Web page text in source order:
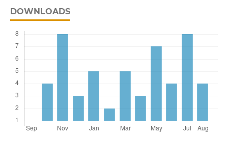
DOWNLOADS